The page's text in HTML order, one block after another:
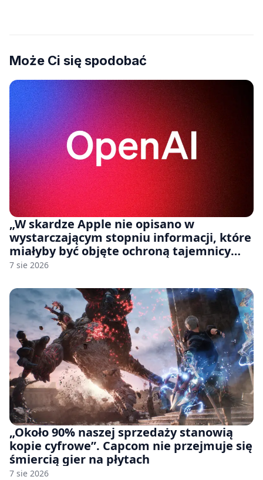
Może Ci się spodobać
„W skardze Apple nie opisano w
wystarczającym stopniu informacji, które
miałyby być objęte ochroną tajemnicy
handlowej”. OpenAI żąda odrzucenia
7 sie 2026
„Około 90% naszej sprzedaży stanowią
kopie cyfrowe”. Capcom nie przejmuje się
śmiercią gier na płytach
7 sie 2026